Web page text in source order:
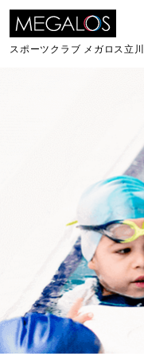
スポーツクラブ メガロス立川